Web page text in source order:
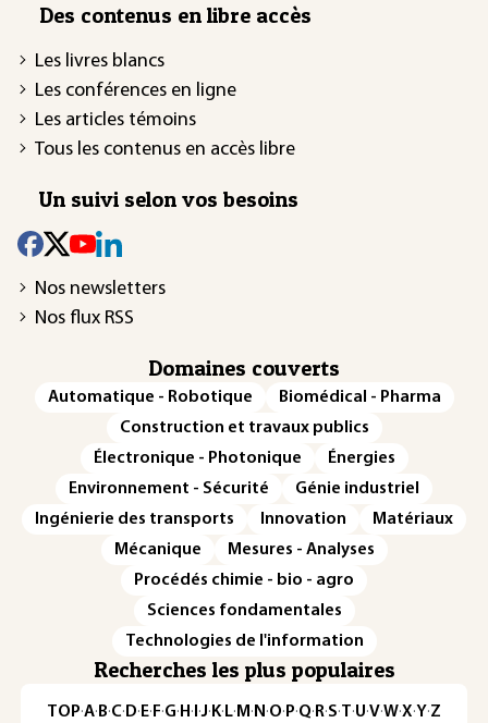
Des contenus en libre accès
Les livres blancs
Les conférences en ligne
Les articles témoins
Tous les contenus en accès libre
Un suivi selon vos besoins
Nos newsletters
Nos flux RSS
Domaines couverts
Automatique - Robotique
Biomédical - Pharma
Construction et travaux publics
Électronique - Photonique
Énergies
Environnement - Sécurité
Génie industriel
Ingénierie des transports
Innovation
Matériaux
Mécanique
Mesures - Analyses
Procédés chimie - bio - agro
Sciences fondamentales
Technologies de l'information
Recherches les plus populaires
TOP·A·B·C· D· E· F·G· H · ·J· K· L· M · N ·O· P·Q· R·S·T·U·V·W·X·Y·Z